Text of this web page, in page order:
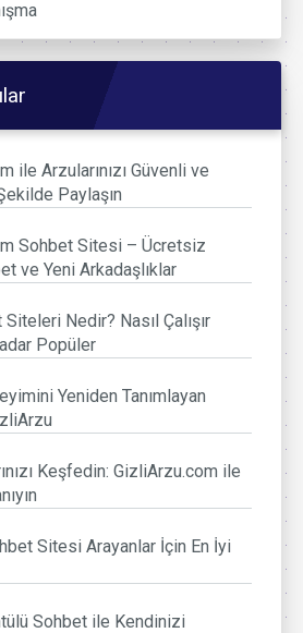
ile Arzularınızı Güvenli ve
Paylaşın
Sohbet Sitesi – Ücretsiz
ve Yeni Arkadaşlıklar
Nedir? Nasıl Çalışır
Popüler
Yeniden Tanımlayan
Keşfedin: GizliArzu.com ile
Sitesi Arayanlar İçin En İyi
Sohbet ile Kendinizi